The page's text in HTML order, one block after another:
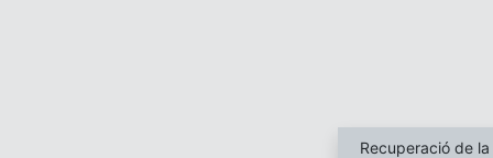
Recuperació de